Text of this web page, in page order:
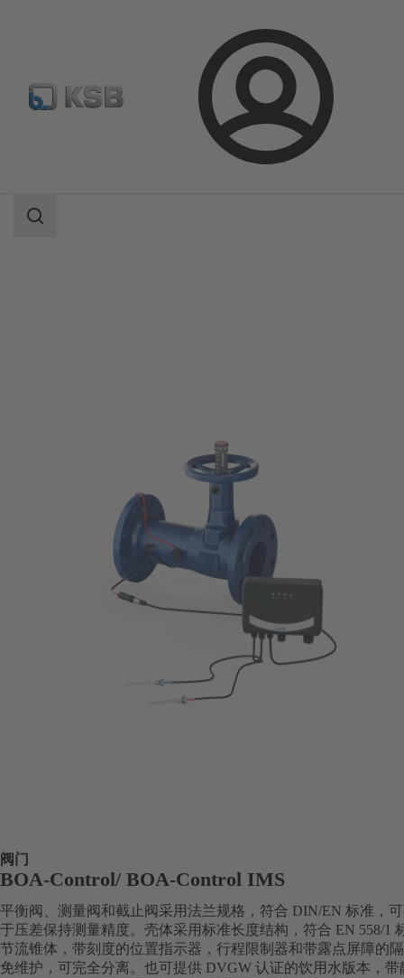
登
录
BOA-Control/ BOA‑Control IMS
搜
阀门
BOA-Control/ BOA‑Control IMS
平衡阀、测量阀和截止阀采用法兰规格，符合 DIN/EN 标准，
于压差保持测量精度。壳体采用标准长度结构，符合 EN 558/1
节流锥体，带刻度的位置指示器，行程限制器和带露点屏障的
免维护，可完全分离。也可提供 DVGW 认证的饮用水版本，带